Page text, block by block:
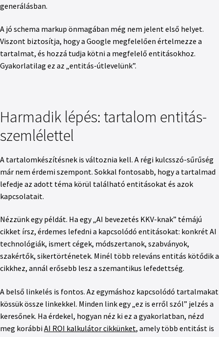
generálásban.
A jó schema markup önmagában még nem jelent első helyet.
Viszont biztosítja, hogy a Google megfelelően értelmezze a
tartalmat, és hozzá tudja kötni a megfelelő entitásokhoz.
Gyakorlatilag ez az „entitás-útlevelünk”.
Harmadik lépés: tartalom entitás-
szemlélettel
A tartalomkészítésnek is változnia kell. A régi kulcsszó-sűrűség
már nem érdemi szempont. Sokkal fontosabb, hogy a tartalmad
lefedje az adott téma körül található entitásokat és azok
kapcsolatait.
Nézzünk egy példát. Ha egy „AI bevezetés KKV-knak” témájú
cikket írsz, érdemes lefedni a kapcsolódó entitásokat: konkrét AI
technológiák, ismert cégek, módszertanok, szabványok,
szakértők, sikertörténetek. Minél több releváns entitás kötődik a
cikkhez, annál erősebb lesz a szemantikus lefedettség.
A belső linkelés is fontos. Az egymáshoz kapcsolódó tartalmakat
kössük össze linkekkel. Minden link egy „ez is erről szól” jelzés a
keresőnek. Ha érdekel, hogyan néz ki ez a gyakorlatban, nézd
meg korábbiAI ROI kalkulátor cikkünket, amely több entitást is